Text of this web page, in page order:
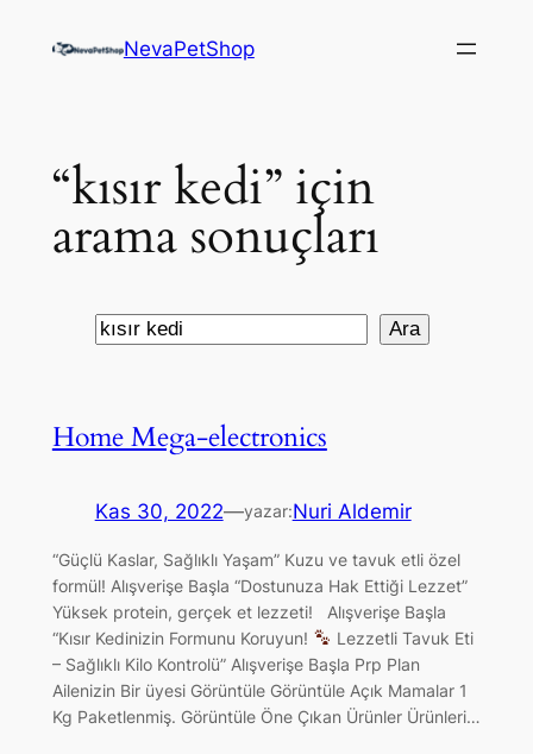
NevaPetShop
“kısır kedi” için
arama sonuçları
Ara Ara
Home Mega-electronics
Kas 30, 2022—yazar:Nuri Aldemir
“Güçlü Kaslar, Sağlıklı Yaşam” Kuzu ve tavuk etli özel
formül! Alışverişe Başla “Dostunuza Hak Ettiği Lezzet”
Yüksek protein, gerçek et lezzeti! Alışverişe Başla
“Kısır Kedinizin Formunu Koruyun!
Lezzetli Tavuk Eti
– Sağlıklı Kilo Kontrolü” Alışverişe Başla Prp Plan
Ailenizin Bir üyesi Görüntüle Görüntüle Açık Mamalar 1
Kg Paketlenmiş. Görüntüle Öne Çıkan Ürünler Ürünleri…